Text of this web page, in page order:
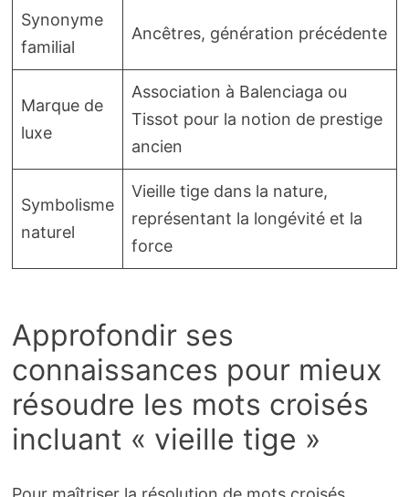
Synonyme
familial
Ancêtres, génération précédente
Marque de
luxe
Association à Balenciaga ou
Tissot pour la notion de prestige
ancien
Symbolisme
naturel
Vieille tige dans la nature,
représentant la longévité et la
force
Approfondir ses
connaissances pour mieux
résoudre les mots croisés
incluant « vieille tige »